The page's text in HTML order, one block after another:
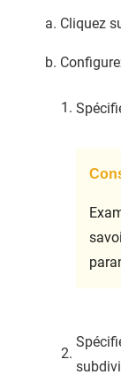
Cliquez